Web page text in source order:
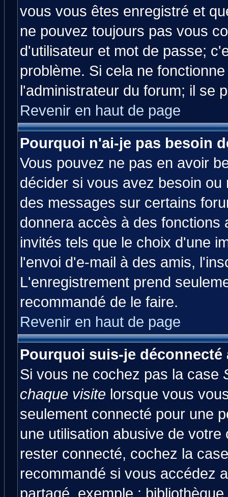
vous vous êtes enregistré et
ne pouvez toujours pas vous
d'utilisateur et mot de passe;
problème. Si cela ne
l'administrateur du forum; il se
Revenir en haut de page
Pourquoi n'ai-je pas besoin
Vous pouvez ne pas en avoir
décider si vous avez besoin
des messages sur certains
donnera accès à des fonctions
invités tels que le choix d'une
l'envoi d'e-mail à des amis,
L'enregistrement prend
recommandé de le faire.
Revenir en haut de page
Pourquoi suis-je
Si vous ne cochez pas la case
chaque visite lorsque vous
seulement connecté pour une
une utilisation abusive de
rester connecté, cochez la
recommandé si vous accédez
partagé, exemple :